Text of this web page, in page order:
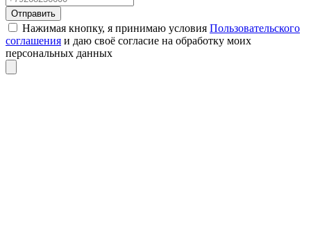
Отправить
Нажимая кнопку, я принимаю условия Пользовательского
соглашения и даю своё согласие на обработку моих
персональных данных